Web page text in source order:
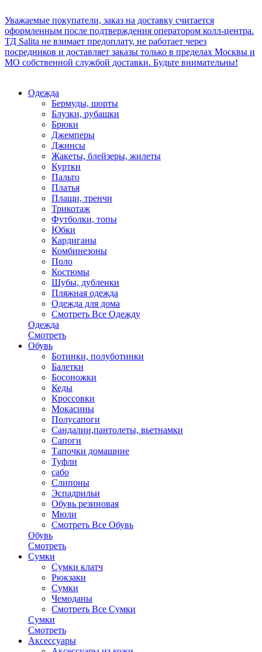
Уважаемые покупатели, заказ на доставку считается
оформленным после подтверждения оператором колл-центра.
ТД Salita не взимает предоплату, не работает через
посредников и доставляет заказы только в пределах Москвы и
МО собственной службой доставки. Будьте внимательны!
Одежда
Бермуды, шорты
Блузки, рубашки
Брюки
Джемперы
Джинсы
Жакеты, блейзеры, жилеты
Куртки
Пальто
Платья
Плащи, тренчи
Трикотаж
Футболки, топы
Юбки
Кардиганы
Комбинезоны
Поло
Костюмы
Шубы, дубленки
Пляжная одежда
Одежда для дома
Смотреть Все Одежду
Одежда
Смотреть
Обувь
Ботинки, полуботинки
Балетки
Босоножки
Кеды
Кроссовки
Мокасины
Полусапоги
Сандалии,пантолеты, вьетнамки
Сапоги
Тапочки домашние
Туфли
сабо
Слипоны
Эспадрильи
Обувь резиновая
Мюли
Смотреть Все Обувь
Обувь
Смотреть
Сумки
Сумки клатч
Рюкзаки
Сумки
Чемоданы
Смотреть Все Сумки
Сумки
Смотреть
Аксессуары